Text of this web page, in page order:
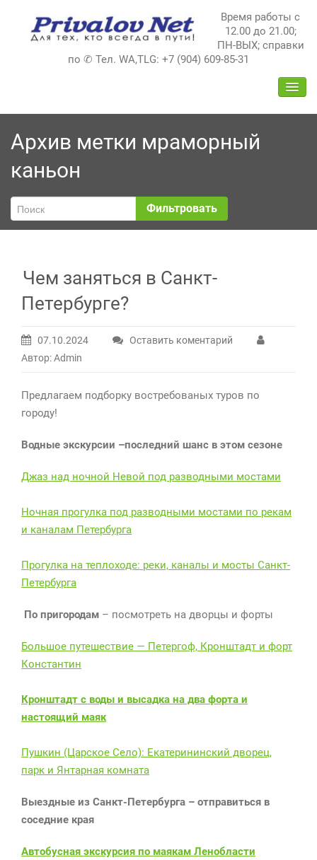
содержимому
Время работы с
12.00 до 21.00;
ПН-ВЫХ; справки
по ✆ Тел. WA,TLG: +7 (904) 609-85-31
Архив метки мраморный
каньон
Фильтровать
Чем заняться в Санкт-
Петербурге?
07.10.2024
Оставить коментарий
Автор: Admin
Предлагаем подборку востребованых туров по
городу!
Водные экскурсии –последний шанс в этом сезоне
Джаз над ночной Невой под разводными мостами
Ночная прогулка под разводными мостами по рекам
и каналам Петербурга
Прогулка на теплоходе: реки, каналы и мосты Санкт-
Петербурга
По пригородам – посмотреть на дворцы и форты
Большое путешествие — Петергоф, Кронштадт и форт
Константин
Кронштадт с воды и высадка на два форта и
настоящий маяк
Пушкин (Царское Село): Екатерининский дворец,
парк и Янтарная комната
Выездные из Санкт-Петербурга – отправиться в
соседние края
Автобусная экскурсия по маякам Ленобласти